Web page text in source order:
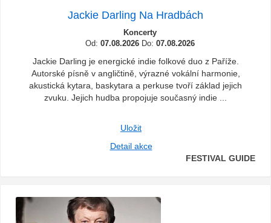
Jackie Darling Na Hradbách
Koncerty
Od: 07.08.2026 Do: 07.08.2026
Jackie Darling je energické indie folkové duo z Paříže.
Autorské písně v angličtině, výrazné vokální harmonie,
akustická kytara, baskytara a perkuse tvoří základ jejich
zvuku. Jejich hudba propojuje současný indie ...
Uložit
Detail akce
FESTIVAL GUIDE